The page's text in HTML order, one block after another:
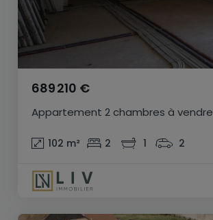
Appartement 2 chambres à vendre
689 210 €
102 m² 2 1 2